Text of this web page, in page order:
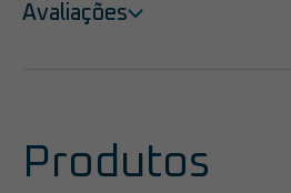
Avaliações
Produtos